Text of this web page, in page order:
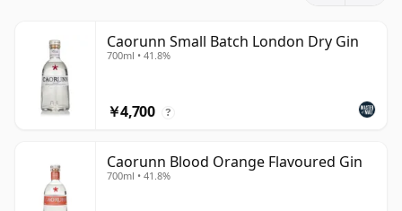
Caorunn Small Batch London Dry Gin
700ml • 41.8%
￥4,700 ?
Caorunn Blood Orange Flavoured Gin
700ml • 41.8%